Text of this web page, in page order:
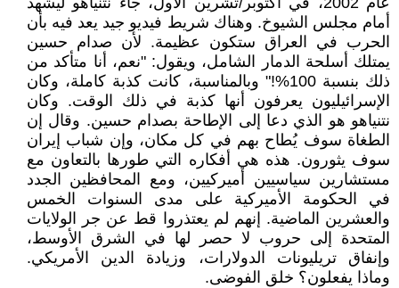
أمام مجلس الشيوخ. وهناك شريط فيديو جيد يعد فيه بأن
الحرب في العراق ستكون عظيمة. لأن صدام حسين
يمتلك أسلحة الدمار الشامل، ويقول: "نعم، أنا متأكد من
ذلك بنسبة 100%!" وبالمناسبة، كانت كذبة كاملة، وكان
الإسرائيليون يعرفون أنها كذبة في ذلك الوقت. وكان
نتنياهو هو الذي دعا إلى الإطاحة بصدام حسين. وقال إن
الطغاة سوف يُطاح بهم في كل مكان، وإن شباب إيران
سوف يثورون. هذه هي أفكاره التي طورها بالتعاون مع
مستشارين سياسيين أميركيين، ومع المحافظين الجدد
في الحكومة الأميركية على مدى السنوات الخمس
والعشرين الماضية. إنهم لم يعتذروا قط عن جر الولايات
المتحدة إلى حروب لا حصر لها في الشرق الأوسط،
وإنفاق تريليونات الدولارات، وزيادة الدين الأمريكي.
وماذا يفعلون؟ خلق الفوضى.